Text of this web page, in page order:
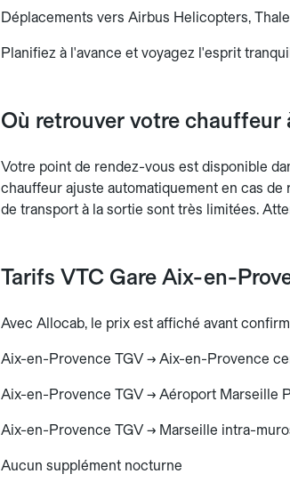
Déplacements vers Airbus Helicopters,
Planifiez à l'avance et voyagez l'esprit
Où retrouver votre chauffeur
Votre point de rendez-vous est disponible
chauffeur ajuste automatiquement en cas
de transport à la sortie sont très limitées.
Tarifs VTC Gare Aix-en-
Avec Allocab, le prix est affiché avant
Aix-en-Provence TGV → Aix-en-Provence
Aix-en-Provence TGV → Aéroport Marseille
Aix-en-Provence TGV → Marseille intra-
Aucun supplément nocturne